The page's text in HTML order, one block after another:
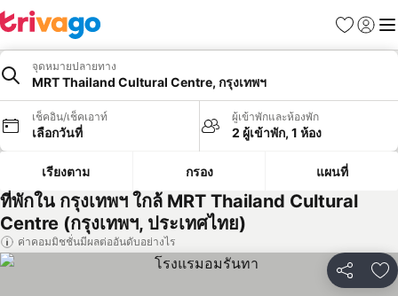
รายการโป
เข้าสู่ร
เมนู
จุดหมายปลายทาง
MRT Thailand Cultural Centre, กรุงเทพฯ
เช็คอิน/เช็คเอาท์
เลือกวันที่
ผู้เข้าพักและห้องพัก
2 ผู้เข้าพัก, 1 ห้อง
เรียงตาม กรอง แผนที่
ที่พักใน กรุงเทพฯ ใกล้ MRT Thailand Cultural
Centre (กรุงเทพฯ, ประเทศไทย)
ค่าคอมมิชชั่นมีผลต่ออันดับอย่างไร
แชร์ เ